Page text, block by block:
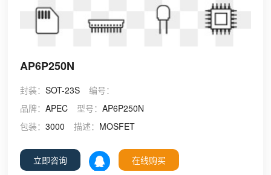
AP6P250N
封装：SOT-23S
编号：
品牌：APEC 型号：AP6P250N
包装：3000 描述： MOSFET
立即咨询 在线购买